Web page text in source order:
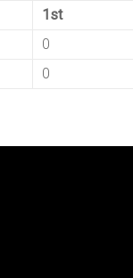
1st
0
0